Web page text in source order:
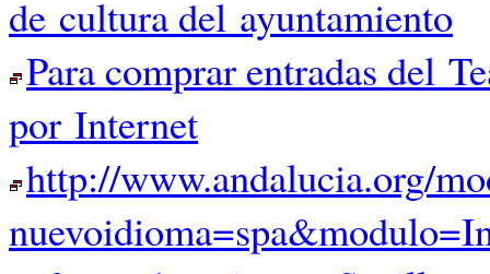
de cultura del ayuntamiento
Para comprar entradas del
por Internet
http://www.andalucia.org/